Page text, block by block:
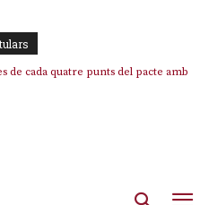
de cada quatre punts del pacte amb